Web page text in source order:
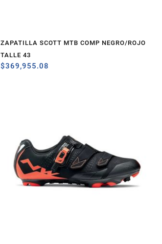
ZAPATILLA SCOTT MTB COMP NEGRO/ROJO
TALLE 43
$369,955.08